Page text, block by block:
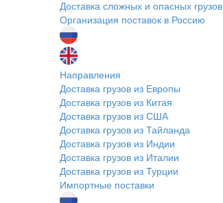
Доставка сложных и опасных грузов
Организация поставок в Россию
Направления
Доставка грузов из Европы
Доставка грузов из Китая
Доставка грузов из США
Доставка грузов из Тайланда
Доставка грузов из Индии
Доставка грузов из Италии
Доставка грузов из Турции
Импортные поставки